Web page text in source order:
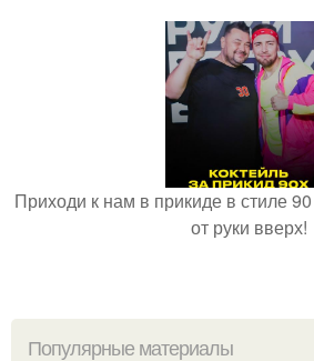
Приходи к нам в прикиде в стиле
от руки вверх!
Популярные материалы